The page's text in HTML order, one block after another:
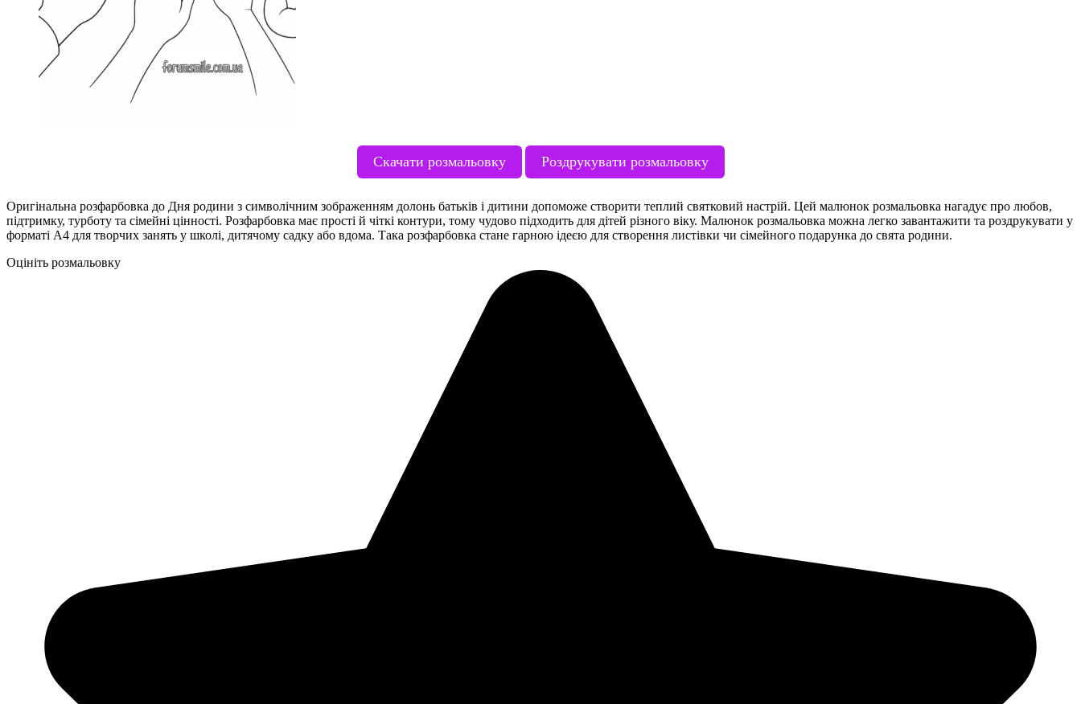
Скачати розмальовку Роздрукувати розмальовку
Оригінальна розфарбовка до Дня родини з символічним зображенням долонь батьків і дитини допоможе створити теплий святковий настрій. Цей малюнок розмальовка нагадує про любов,
підтримку, турботу та сімейні цінності. Розфарбовка має прості й чіткі контури, тому чудово підходить для дітей різного віку. Малюнок розмальовка можна легко завантажити та роздрукувати у
форматі А4 для творчих занять у школі, дитячому садку або вдома. Така розфарбовка стане гарною ідеєю для створення листівки чи сімейного подарунка до свята родини.
Оцініть розмальовку